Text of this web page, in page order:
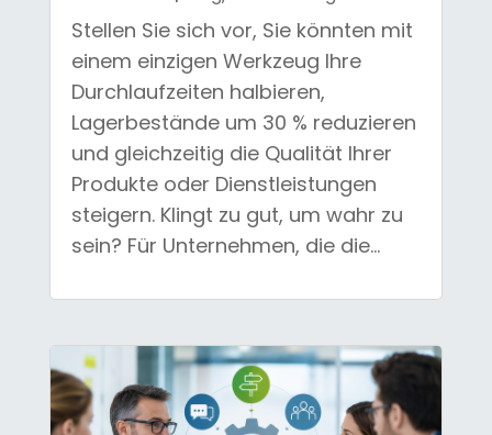
Stellen Sie sich vor, Sie könnten mit
einem einzigen Werkzeug Ihre
Durchlaufzeiten halbieren,
Lagerbestände um 30 % reduzieren
und gleichzeitig die Qualität Ihrer
Produkte oder Dienstleistungen
steigern. Klingt zu gut, um wahr zu
sein? Für Unternehmen, die die...